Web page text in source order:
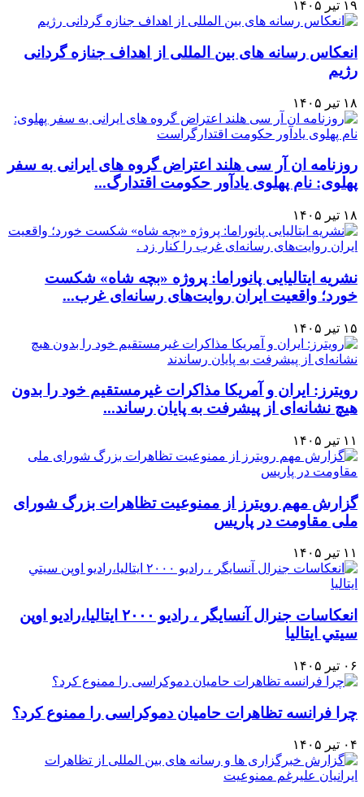
۱۹ تیر ۱۴۰۵
انعکاس رسانه های بین المللی از اهداف جنازه گردانی
رژیم
۱۸ تیر ۱۴۰۵
روزنامه ان آر سی هلند اعتراض گروه های ایرانی به سفر
پهلوی: نام پهلوی یادآور حکومت اقتدارگ...
۱۸ تیر ۱۴۰۵
نشریه ایتالیایی پانوراما: پروژه «بچه شاه» شکست
خورد؛ واقعیت ایران روایت‌های رسانه‌ای غرب...
۱۵ تیر ۱۴۰۵
رویترز: ایران و آمریکا مذاکرات غیرمستقیم خود را بدون
هیچ نشانه‌ای از پیشرفت به پایان رساند...
۱۱ تیر ۱۴۰۵
گزارش مهم رویترز از ممنوعیت تظاهرات بزرگ شورای
ملی مقاومت در پاریس
۱۱ تیر ۱۴۰۵
انعكاسات جنرال آنسايگر ، راديو ۲۰۰۰ ايتاليا،راديو اوپن
سيتي ايتاليا
۰۶ تیر ۱۴۰۵
چرا فرانسه تظاهرات حامیان دموکراسی را ممنوع کرد؟
۰۴ تیر ۱۴۰۵